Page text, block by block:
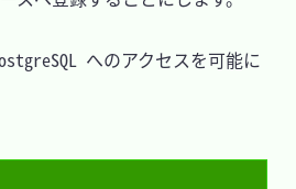
へのアクセスを可能に